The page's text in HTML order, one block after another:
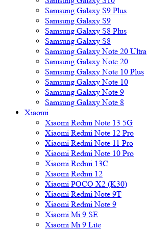
Samsung Galaxy S9 Plus
Samsung Galaxy S9
Samsung Galaxy S8 Plus
Samsung Galaxy S8
Samsung Galaxy Note 20 Ultra
Samsung Galaxy Note 20
Samsung Galaxy Note 10 Plus
Samsung Galaxy Note 10
Samsung Galaxy Note 9
Samsung Galaxy Note 8
Xiaomi
Xiaomi Redmi Note 13 5G
Xiaomi Redmi Note 12 Pro
Xiaomi Redmi Note 11 Pro
Xiaomi Redmi Note 10 Pro
Xiaomi Redmi 13C
Xiaomi Redmi 12
Xiaomi POCO X2 (K30)
Xiaomi Redmi Note 9T
Xiaomi Redmi Note 9
Xiaomi Mi 9 SE
Xiaomi Mi 9 Lite